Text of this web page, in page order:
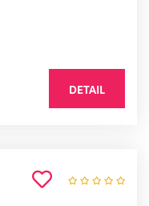
DETAIL